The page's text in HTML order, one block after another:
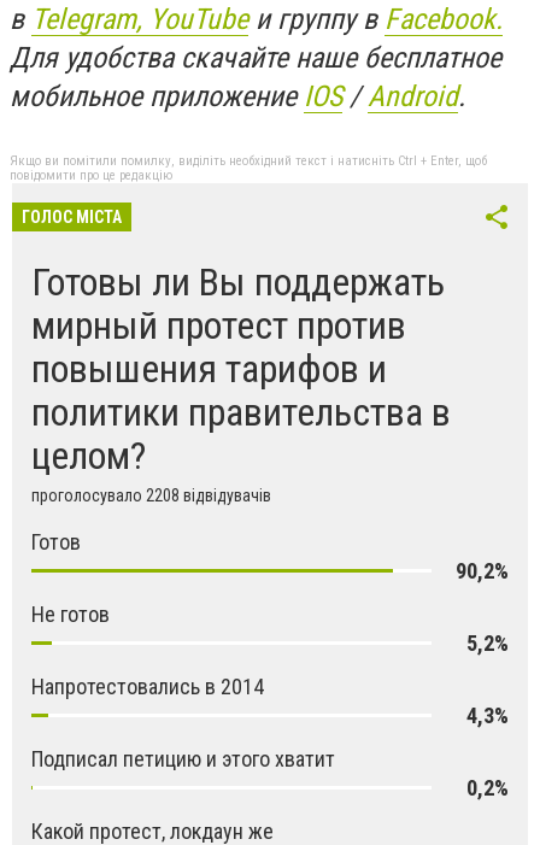
в Telegram, YouTubeи группу в Facebook.
Для удобства скачайте наше бесплатное
мобильное приложение IOS/Android.
Якщо ви помітили помилку, виділіть необхідний текст і натисніть Ctrl + Enter, щоб
повідомити про це редакцію
ГОЛОС МІСТА
Готовы ли Вы поддержать
мирный протест против
повышения тарифов и
политики правительства в
целом?
проголосувало 2208 відвідувачів
Готов
90,2%
Не готов
5,2%
Напротестовались в 2014
4,3%
Подписал петицию и этого хватит
0,2%
Какой протест, локдаун же